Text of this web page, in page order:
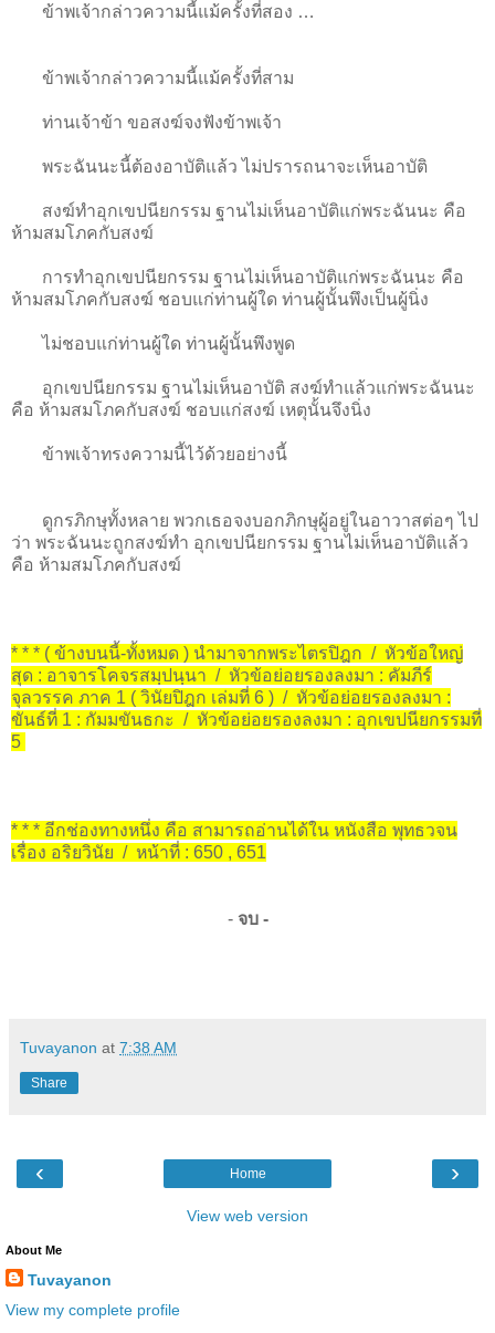
ข้าพเจ้ากล่าวความนี้แม้ครั้งที่สอง …
ข้าพเจ้ากล่าวความนี้แม้ครั้งที่สาม
ท่านเจ้าข้า ขอสงฆ์จงฟังข้าพเจ้า
พระฉันนะนี้ต้องอาบัติแล้ว ไม่ปรารถนาจะเห็นอาบัติ
สงฆ์ทำอุกเขปนียกรรม ฐานไม่เห็นอาบัติแก่พระฉันนะ คือ
ห้ามสมโภคกับสงฆ์
การทำอุกเขปนียกรรม ฐานไม่เห็นอาบัติแก่พระฉันนะ คือ
ห้ามสมโภคกับสงฆ์ ชอบแก่ท่านผู้ใด ท่านผู้นั้นพึงเป็นผู้นิ่ง
ไม่ชอบแก่ท่านผู้ใด ท่านผู้นั้นพึงพูด
อุกเขปนียกรรม ฐานไม่เห็นอาบัติ สงฆ์ทำแล้วแก่พระฉันนะ
คือ ห้ามสมโภคกับสงฆ์ ชอบแก่สงฆ์ เหตุนั้นจึงนิ่ง
ข้าพเจ้าทรงความนี้ไว้ด้วยอย่างนี้
ดูกรภิกษุทั้งหลาย พวกเธอจงบอกภิกษุผู้อยู่ในอาวาสต่อๆ ไป
ว่า พระฉันนะถูกสงฆ์ทำ อุกเขปนียกรรม ฐานไม่เห็นอาบัติแล้ว
คือ ห้ามสมโภคกับสงฆ์
* * * ( ข้างบนนี้-ทั้งหมด ) นำมาจากพระไตรปิฎก / หัวข้อใหญ่
สุด : อาจารโคจรสมฺปนฺนา / หัวข้อย่อยรองลงมา : คัมภีร์
จุลวรรค ภาค 1 ( วินัยปิฎก เล่มที่ 6 ) / หัวข้อย่อยรองลงมา :
ขันธ์ที่ 1 : กัมมขันธกะ / หัวข้อย่อยรองลงมา : อุกเขปนียกรรมที่
5
* * * อีกช่องทางหนึ่ง คือ สามารถอ่านได้ใน หนังสือ พุทธวจน
เรื่อง อริยวินัย / หน้าที่ : 650 , 651
-จบ -
Tuvayanon at 7:38 AM
Share
‹ ›
Home
View web version
About Me
Tuvayanon
View my complete profile